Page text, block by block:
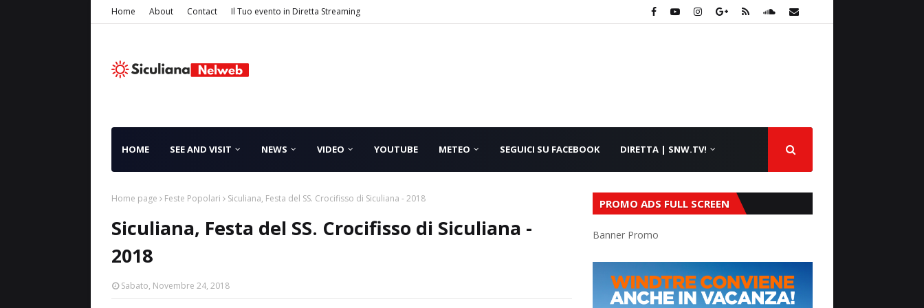
Home About Contact Il Tuo evento in Diretta Streaming
HOME SEE AND VISIT NEWS VIDEO YOUTUBE METEO SEGUICI SU FACEBOOK DIRETTA | SNW.TV!
Home page Feste Popolari Siculiana, Festa del SS. Crocifisso di Siculiana - 2018
Siculiana, Festa del SS. Crocifisso di Siculiana -
2018
Sabato, Novembre 24, 2018
PROMO ADS FULL SCREEN
Banner Promo